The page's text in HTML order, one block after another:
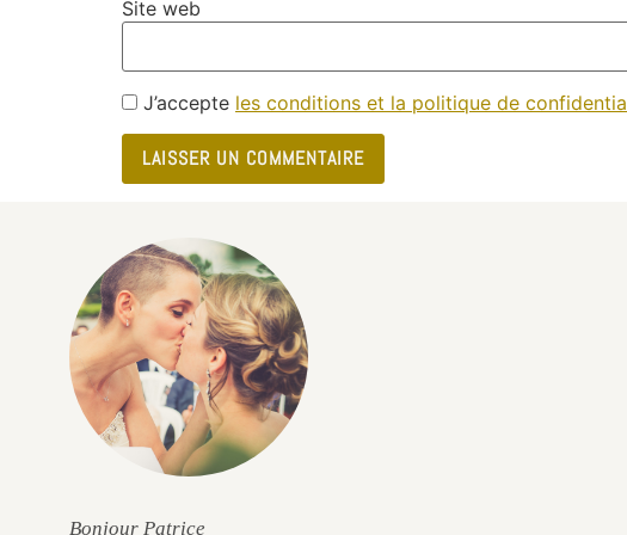
Site web
J’accepte les conditions et la politique de
Bonjour Patrice